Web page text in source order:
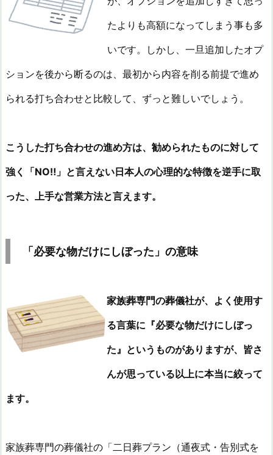
たよりも高額になってしまう事も多
いです。しかし、一旦追加したオプ
ションを後から断るのは、最初から内容を削る前提で進め
られる打ち合わせと比較して、ずっと難しいでしょう。
こうした打ち合わせの進め方は、勧められたものに対して
強く「NO‼」と言えない日本人の心理的な特徴を逆手に取
った、上手な営業方法と言えます。
「必要な物だけにしぼった」の意味
家族葬専門の葬儀社が、よく使用す
る言葉に『必要な物だけにしぼっ
た』というものがありますが、皆さ
んが思っている以上に本当に絞って
ます。
家族葬専門の葬儀社の「二日葬プラン（通夜式・告別式を